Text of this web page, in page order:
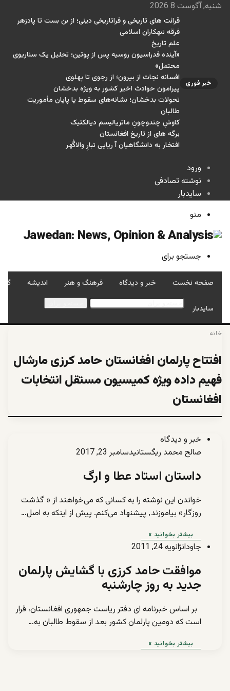
شنبه, آگوست 8 2026
خبر فوری
قرائت های تاریخی و فراتاریخی دینی؛ از بن بست تا پادزهر
فرقه تبهکاران اسلامی
علم تاریخ
«آینده فدراسیون روسیه پس از پوتین؛ تحلیل یک سناریوی
محتمل»
افسانه نجات از بیرون؛ از رجوی تا پهلوی
پیرامون حوادث اخیر کشور به ویژه بدخشان
تحولات بدخشان؛ نشانه‌های سقوط یا پایان مأموریت
طالبان
کاوشِ چندو‌چونِ ماتریالیسم دیالکتیک
برگه های از تاریخ افغانستان
افتخار به دانشگاهیان آ ریایی تبارِ والاگُهر
ورود
نوشته تصادفی
سایدبار
منو
جستجو برای
صفحه نخست خبر و دیدگاه فرهنگ و هنر اندیشه
سایدبار
خانه
افتتاح پارلمان افغانستان حامد کرزی مارشال
فهیم داده ویژه کمیسیون مستقل انتخابات
افغانستان
خبر و دیدگاه
صالح محمد ریگستانیدسامبر 23, 2017
داستان استاد عطا و ارگ
خواندن این نوشته را به کسانی که می‌خواهند از « گذشت
روزگار» بیاموزند٬ پیشنهاد می‌کنم. پیش از اینکه به اصل…
بیشتر بخوانید »
جاودانژانویه 24, 2011
موافقت حامد کرزی با گشایش پارلمان
جدید به روز چارشنبه
بر اساس خبرنامه ای دفتر ریاست جمهوری افغانستان، قرار
است که دومین پارلمان کشور بعد از سقوط طالبان به…
بیشتر بخوانید »